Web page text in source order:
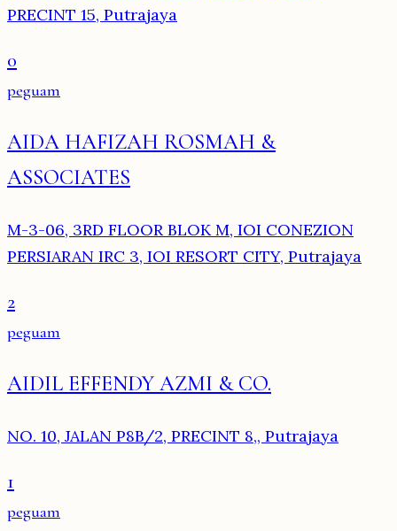
PRECINT 15, Putrajaya
0
peguam
AIDA HAFIZAH ROSMAH &
ASSOCIATES
M-3-06, 3RD FLOOR BLOK M, IOI CONEZION
PERSIARAN IRC 3, IOI RESORT CITY, Putrajaya
2
peguam
AIDIL EFFENDY AZMI & CO.
NO. 10, JALAN P8B/2, PRECINT 8,, Putrajaya
1
peguam